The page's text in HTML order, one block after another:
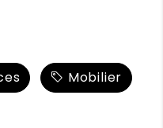
Mobilier